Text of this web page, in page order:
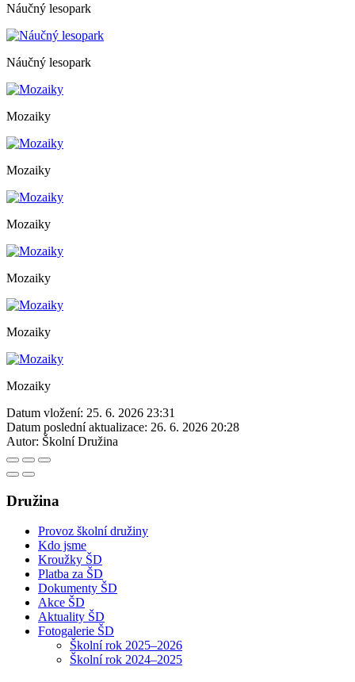
Náučný lesopark
Náučný lesopark
Mozaiky
Mozaiky
Mozaiky
Mozaiky
Mozaiky
Mozaiky
Datum vložení: 25. 6. 2026 23:31
Datum poslední aktualizace: 26. 6. 2026 20:28
Autor: Školní Družina
Družina
Provoz školní družiny
Kdo jsme
Kroužky ŠD
Platba za ŠD
Dokumenty ŠD
Akce ŠD
Aktuality ŠD
Fotogalerie ŠD
Školní rok 2025–2026
Školní rok 2024–2025